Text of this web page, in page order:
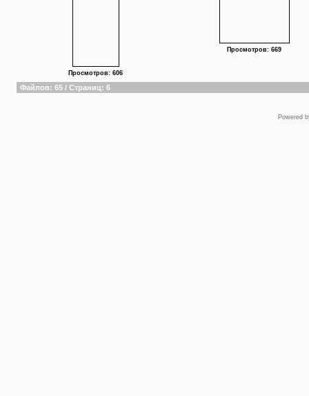
Просмотров: 606
Просмотров: 669
Файлов: 65 / Страниц: 6
Powered